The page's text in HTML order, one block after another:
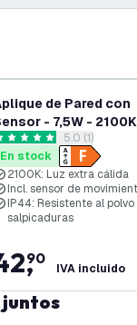
de deseos
de Pared con
- 7,5W -
abrir el panel
de puntuación
5.0 (1)
En stock
2100K: Luz extra cálida
Incl. sensor de
IP44: Resistente al polvo
salpicaduras
,
90
IVA incluido
juntos